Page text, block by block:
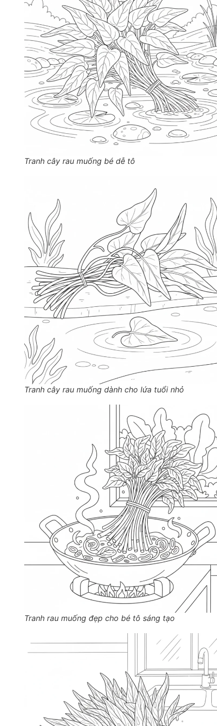
Tranh cây rau muống bé dễ tô
Tranh cây rau muống dành cho lứa tuổi nhỏ
Tranh rau muống đẹp cho bé tô sáng tạo